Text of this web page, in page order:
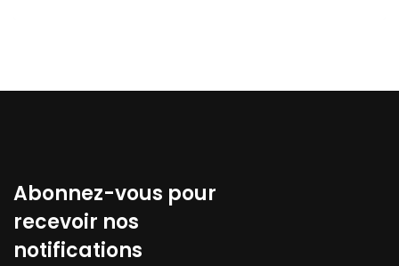
Abonnez-vous pour
recevoir nos
notifications